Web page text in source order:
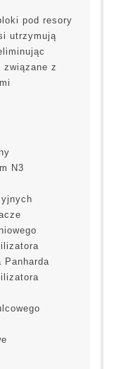
pod resory
utrzymują
związane z
N3
Panharda